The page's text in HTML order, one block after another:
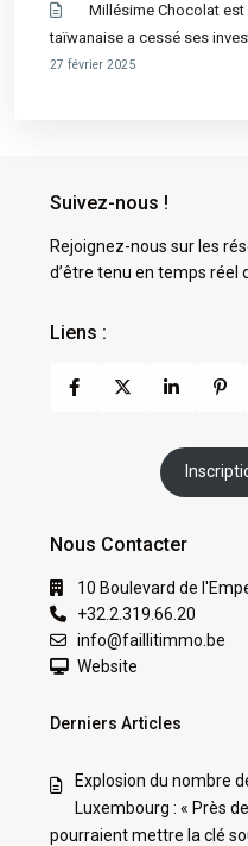
Millésime Chocolat
taïwanaise a cessé ses
27 février 2025
Suivez-nous !
Rejoignez-nous sur les
d’être tenu en temps réel
Liens :
Nous Contacter
10 Boulevard de
+32.2.319.66.20
info@faillitimmo.be
Website
Derniers Articles
Explosion du nombre
Luxembourg : « Près
pourraient mettre la clé